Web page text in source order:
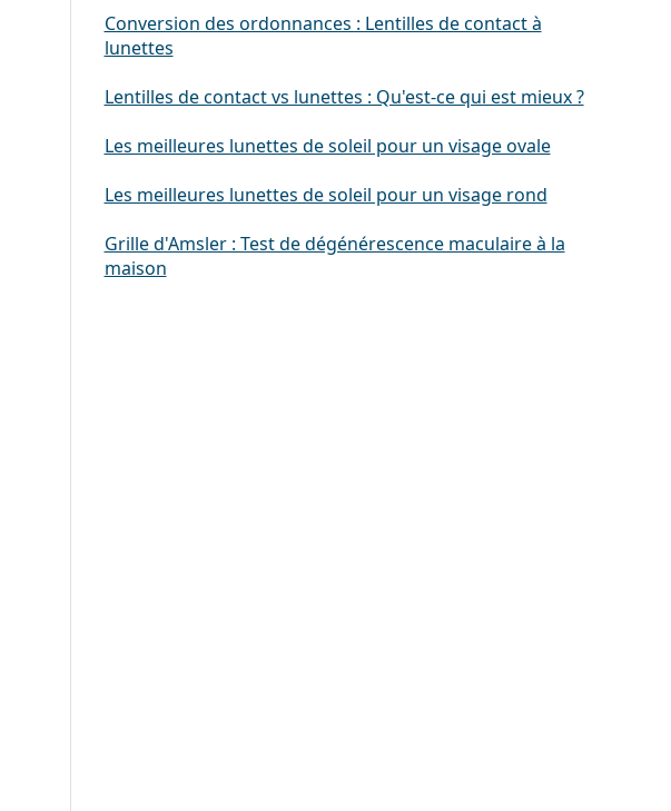
Conversion des ordonnances : Lentilles de contact à
lunettes
Lentilles de contact vs lunettes : Qu'est-ce qui est mieux ?
Les meilleures lunettes de soleil pour un visage ovale
Les meilleures lunettes de soleil pour un visage rond
Grille d'Amsler : Test de dégénérescence maculaire à la
maison